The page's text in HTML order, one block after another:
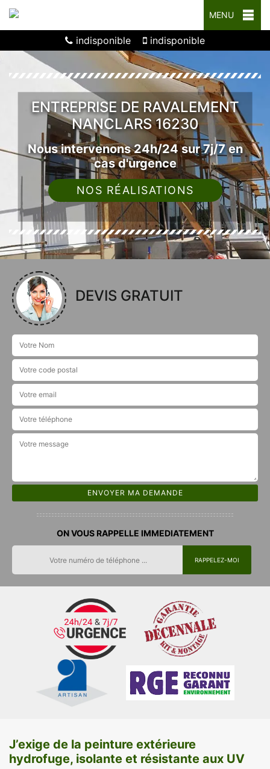
MENU
indisponible indisponible
ENTREPRISE DE RAVALEMENT
NANCLARS 16230
Nous intervenons 24h/24 sur 7j/7 en
cas d'urgence
NOS RÉALISATIONS
DEVIS GRATUIT
ON VOUS RAPPELLE IMMEDIATEMENT
J’exige de la peinture extérieure
hydrofuge, isolante et résistante aux UV